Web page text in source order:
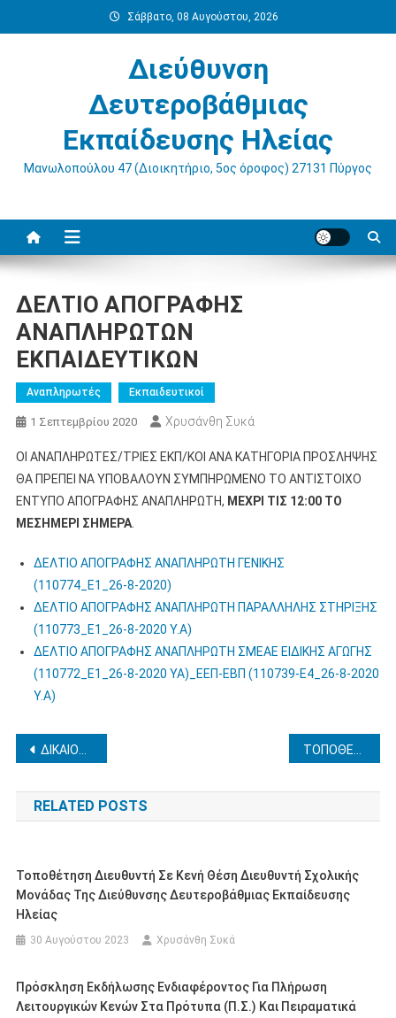
στο
Σάββατο, 08 Αυγούστου, 2026
Διεύθυνση
Δευτεροβάθμιας
Εκπαίδευσης Ηλείας
Μανωλοπούλου 47 (Διοικητήριο, 5ος όροφος) 27131 Πύργος
ΔΕΛΤΙΟ ΑΠΟΓΡΑΦΗΣ
ΑΝΑΠΛΗΡΩΤΩΝ
ΕΚΠΑΙΔΕΥΤΙΚΩΝ
Αναπληρωτές Εκπαιδευτικοί
1 Σεπτεμβρίου 2020 Χρυσάνθη Συκά
ΟΙ ΑΝΑΠΛΗΡΩΤΕΣ/ΤΡΙΕΣ ΕΚΠ/ΚΟΙ ΑΝΑ ΚΑΤΗΓΟΡΙΑ ΠΡΟΣΛΗΨΗΣ
ΘΑ ΠΡΕΠΕΙ ΝΑ ΥΠΟΒΑΛΟΥΝ ΣΥΜΠΗΡΩΜΕΝΟ ΤΟ ΑΝΤΙΣΤΟΙΧΟ
ΕΝΤΥΠΟ ΑΠΟΓΡΑΦΗΣ ΑΝΑΠΛΗΡΩΤΗ, ΜΕΧΡΙ ΤΙΣ 12:00 ΤΟ
ΜΕΣΗΜΕΡΙ ΣΗΜΕΡΑ.
ΔΕΛΤΙΟ ΑΠΟΓΡΑΦΗΣ ΑΝΑΠΛΗΡΩΤΗ ΓΕΝΙΚΗΣ
(110774_Ε1_26-8-2020)
ΔΕΛΤΙΟ ΑΠΟΓΡΑΦΗΣ ΑΝΑΠΛΗΡΩΤΗ ΠΑΡΑΛΛΗΛΗΣ ΣΤΗΡΙΞΗΣ
(110773_Ε1_26-8-2020 Υ.Α)
ΔΕΛΤΙΟ ΑΠΟΓΡΑΦΗΣ ΑΝΑΠΛΗΡΩΤΗ ΣΜΕΑΕ ΕΙΔΙΚΗΣ ΑΓΩΓΗΣ
(110772_Ε1_26-8-2020 ΥΑ)_ΕΕΠ-ΕΒΠ (110739-Ε4_26-8-2020
Υ.Α)
Πλοήγηση
άρθρων
ΔΙΚΑΙΟΛΟΓΗΤΙΚΑ ΑΝΑΠΛΗΡΩΤΩΝ
RELATED POSTS
Τοποθέτηση Διευθυντή Σε Κενή Θέση Διευθυντή Σχολικής
Μονάδας Της Διεύθυνσης Δευτεροβάθμιας Εκπαίδευσης
Ηλείας
30 Αυγούστου 2023 Χρυσάνθη Συκά
Πρόσκληση Εκδήλωσης Ενδιαφέροντος Για Πλήρωση
Λειτουργικών Κενών Στα Πρότυπα (Π.Σ.) Και Πειραματικά